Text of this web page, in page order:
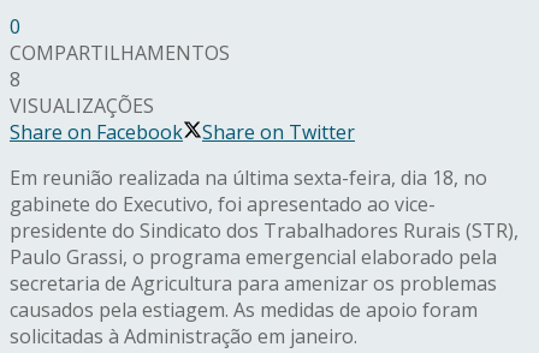
0
COMPARTILHAMENTOS
8
VISUALIZAÇÕES
Share on Facebook
Share on Twitter
Em reunião realizada na última sexta-feira, dia 18, no
gabinete do Executivo, foi apresentado ao vice-
presidente do Sindicato dos Trabalhadores Rurais (STR),
Paulo Grassi, o programa emergencial elaborado pela
secretaria de Agricultura para amenizar os problemas
causados pela estiagem. As medidas de apoio foram
solicitadas à Administração em janeiro.